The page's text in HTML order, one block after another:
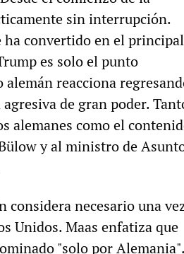
sin interrupción.
ha convertido en el principal
es solo el punto
reacciona
de gran poder.
alemanes como el
y al ministro de
considera necesario una
Unidos. Maas enfatiza que
"solo por Alemania".